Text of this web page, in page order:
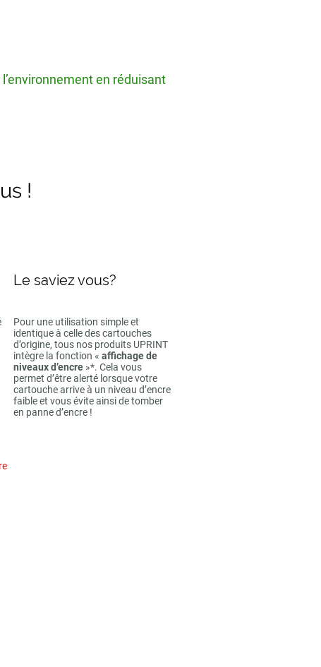
en réduisant
!
Le saviez vous?
Pour une utilisation simple et
identique à celle des cartouches
d’origine, tous nos produits UPRINT
intègre la fonction « affichage de
niveaux d’encre »*. Cela vous
permet d’être alerté lorsque votre
cartouche arrive à un niveau d’encre
faible et vous évite ainsi de tomber
en panne d’encre !